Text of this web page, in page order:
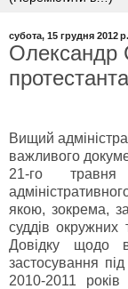
субота, 15 грудня 2012 р.
Олександр
Вищий
важливого
21-го
якою, зокрема,
суддів окружних
Довідку щодо
застосування
2010-2011